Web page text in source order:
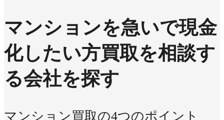
マンションを急いで現金
化したい方買取を相談す
る会社を探す
マンション買取の4つのポイント